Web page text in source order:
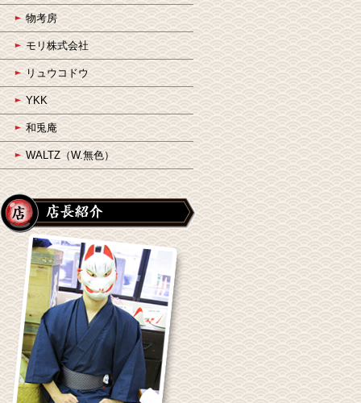
物考房
モリ株式会社
リュウコドウ
YKK
和兎庵
WALTZ（W.無色）